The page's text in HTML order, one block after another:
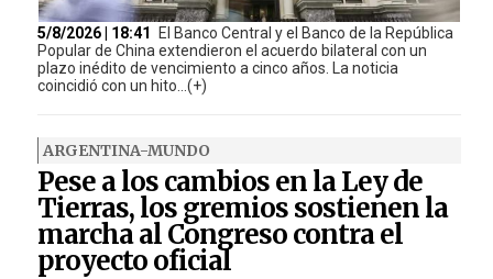
5/8/2026 | 18:41
El Banco Central y el Banco de la República
Popular de China extendieron el acuerdo bilateral con un
plazo inédito de vencimiento a cinco años. La noticia
coincidió con un hito...(+)
ARGENTINA-MUNDO
Pese a los cambios en la Ley de
Tierras, los gremios sostienen la
marcha al Congreso contra el
proyecto oficial